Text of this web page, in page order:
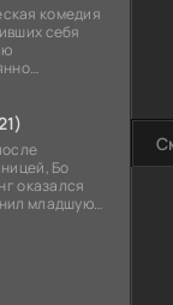
комедия
себя
Бо
оказался
младшую